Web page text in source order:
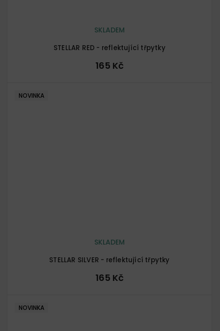
STELLAR RED - reflektující třpytky
SKLADEM
165 Kč
NOVINKA
STELLAR SILVER - reflektující třpytky
SKLADEM
165 Kč
NOVINKA